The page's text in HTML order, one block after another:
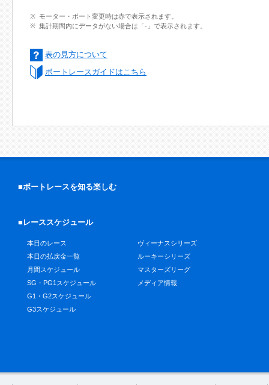
モーター・ボート変更時は赤で表示されます。
集計期間内にデータがない場合は「-」で表示されます。
表の見方について
ボートレースガイドはこちら
■ボートレースを知る楽しむ
■レーススケジュール
本日のレース
本日の払戻金一覧
月間スケジュール
SG・PG1スケジュール
G1・G2スケジュール
G3スケジュール
ヴィーナスシリーズ
ルーキーシリーズ
マスターズリーグ
メディア情報